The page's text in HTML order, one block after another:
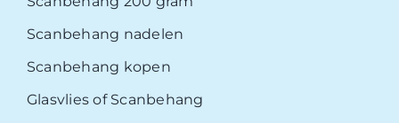
Scanbehang nadelen
Scanbehang kopen
Glasvlies of Scanbehang